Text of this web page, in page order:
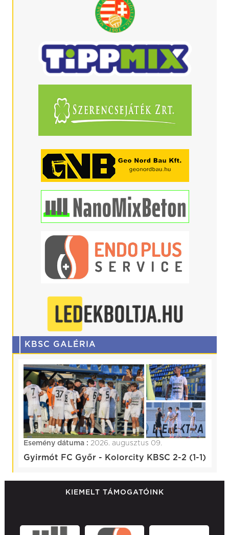
KBSC GALÉRIA
Esemény dátuma : 2026. augusztus 09.
Gyirmót FC Győr - Kolorcity KBSC 2-2 (1-1)
KIEMELT TÁMOGATÓINK